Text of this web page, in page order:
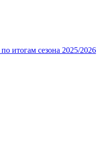
итогам сезона 2025/2026